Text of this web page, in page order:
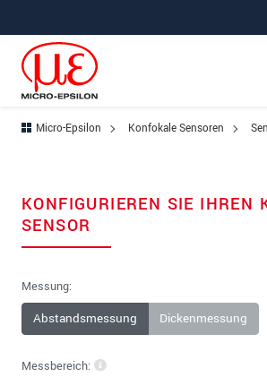
Micro-Epsilon Konfokale Sensoren
KONFIGURIEREN SIE IHREN
SENSOR